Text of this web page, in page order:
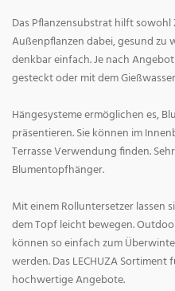
Das Pflanzensubstrat hilft sowohl
Außenpflanzen dabei, gesund zu
denkbar einfach. Je nach
gesteckt oder mit dem
Hängesysteme ermöglichen es,
präsentieren. Sie können im
Terrasse Verwendung finden.
Blumentopfhänger.
Mit einem Rolluntersetzer lassen
dem Topf leicht bewegen.
können so einfach zum
werden. Das LECHUZA
hochwertige Angebote.